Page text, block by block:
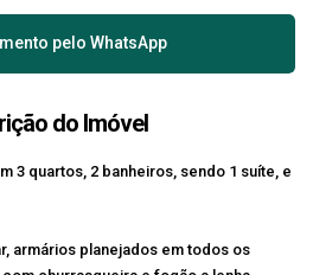
pelo WhatsApp
do Imóvel
3 quartos, 2 banheiros, sendo 1 suíte, e
armários planejados em todos os